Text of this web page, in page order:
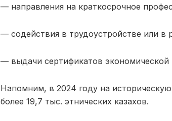
— направления на краткосрочное
— содействия в трудоустройстве или в
— выдачи сертификатов экономической
Напомним, в 2024 году на
более 19,7 тыс. этнических казахов.